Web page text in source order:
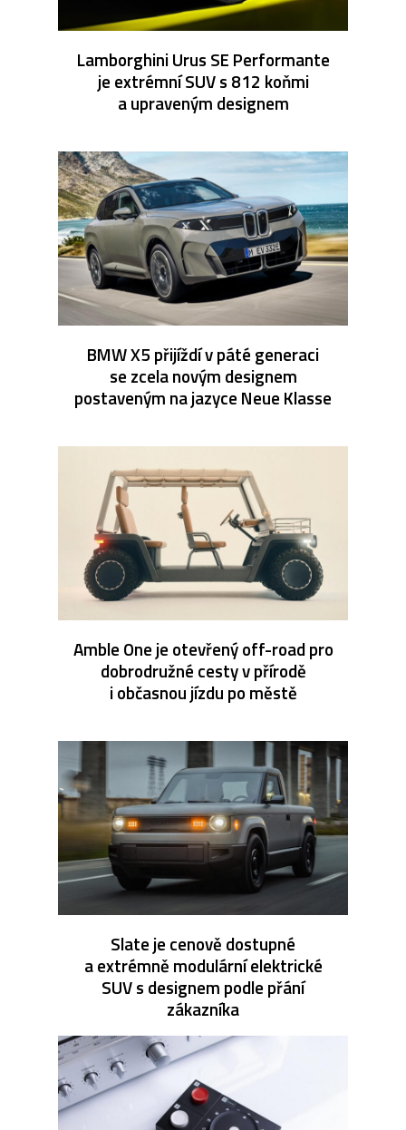
Lamborghini Urus SE Performante
je extrémní SUV s 812 koňmi
a upraveným designem
BMW X5 přijíždí v páté generaci
se zcela novým designem
postaveným na jazyce Neue Klasse
Amble One je otevřený off-road pro
dobrodružné cesty v přírodě
i občasnou jízdu po městě
Slate je cenově dostupné
a extrémně modulární elektrické
SUV s designem podle přání
zákazníka